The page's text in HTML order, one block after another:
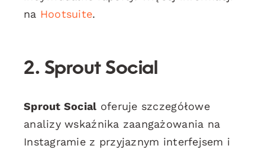
na Hootsuite.
2. Sprout Social
Sprout Social oferuje szczegółowe
analizy wskaźnika zaangażowania na
Instagramie z przyjaznym interfejsem i